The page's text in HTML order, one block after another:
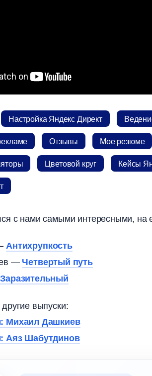
Настройка Яндекс Директ
Отзывы Мое резюме
Цветовой кру Кейсы
с нами самыми интересными, на
Антихрупкость
—Четвертый путь
Заразительный
выпуски:
Михаил Дашкие
Аяз Шабутдино